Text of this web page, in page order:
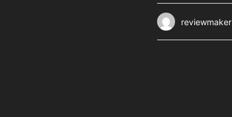
reviewmaker